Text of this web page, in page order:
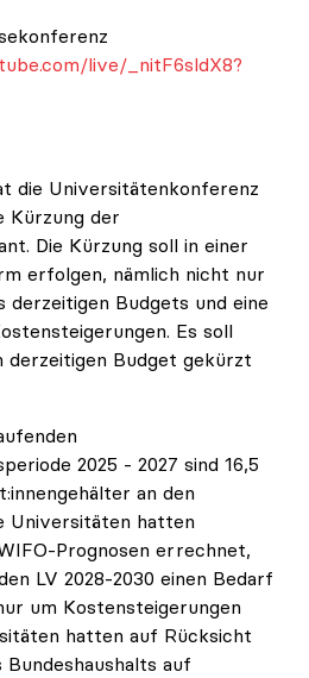
live/_nitF6sldX8?
die Universitätenkonferenz
Kürzung der
Die Kürzung soll in einer
erfolgen, nämlich nicht nur
derzeitigen Budgets und eine
Es soll
derzeitigen Budget gekürzt
2025 - 2027 sind 16,5
an den
Universitäten hatten
Prognosen errechnet,
LV 2028-2030 einen Bedarf
um Kostensteigerungen
hatten auf Rücksicht
auf